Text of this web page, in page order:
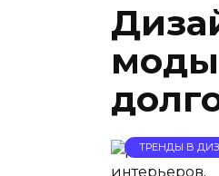
моды
ТРЕНДЫ В